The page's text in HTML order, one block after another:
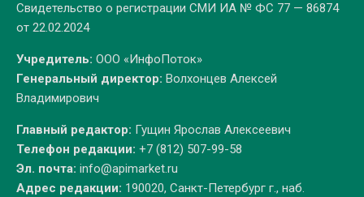
Свидетельство о регистрации СМИ ИА № ФС 77 — 86874
от 22.02.2024
Учредитель: ООО «ИнфоПоток»
Генеральный директор: Волхонцев Алексей
Владимирович
Главный редактор: Гущин Ярослав Алексеевич
Телефон редакции: +7 (812) 507-99-58
Эл. почта: info@apimarket.ru
Адрес редакции: 190020, Санкт-Петербург г., наб.